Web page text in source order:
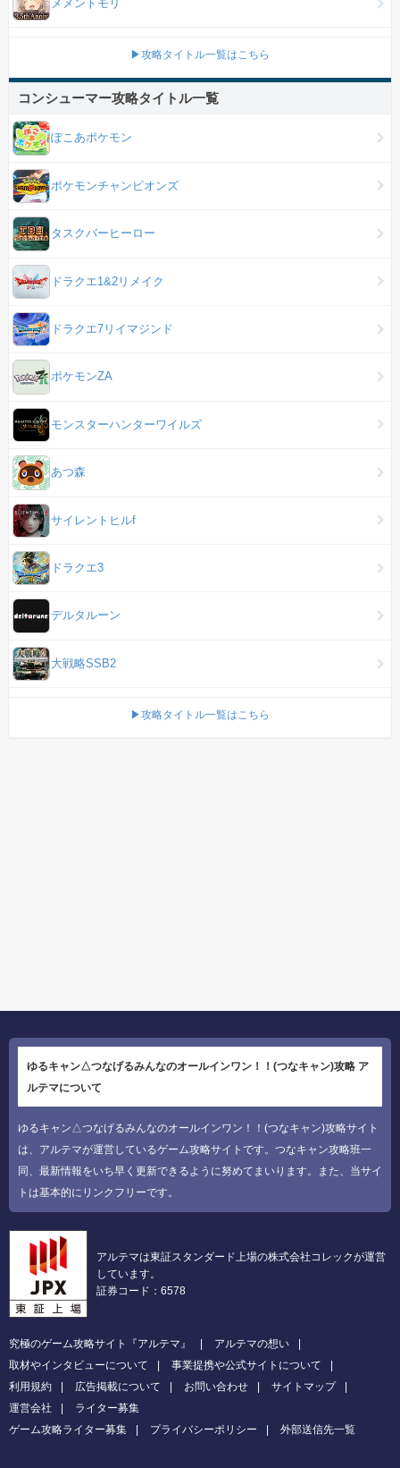
メメントモリ
▶攻略タイトル一覧はこちら
コンシューマー攻略タイトル一覧
ぽこあポケモン
ポケモンチャンピオンズ
タスクバーヒーロー
ドラクエ1&2リメイク
ドラクエ7リイマジンド
ポケモンZA
モンスターハンターワイルズ
あつ森
サイレントヒルf
ドラクエ3
デルタルーン
大戦略SSB2
▶攻略タイトル一覧はこちら
ゆるキャン△つなげるみんなのオールインワン！！(つなキャン)攻略 ア
ルテマについて
ゆるキャン△つなげるみんなのオールインワン！！(つなキャン)攻略サイト
は、アルテマが運営しているゲーム攻略サイトです。つなキャン攻略班一
同、最新情報をいち早く更新できるように努めてまいります。また、当サイ
トは基本的にリンクフリーです。
アルテマは東証スタンダード上場の株式会社コレックが運営
しています。
証券コード：6578
究極のゲーム攻略サイト『アルテマ』
アルテマの想い
取材やインタビューについて
事業提携や公式サイトについて
利用規約
広告掲載について お問い合わせ
サイトマップ
運営会社
ライター募集
ゲーム攻略ライター募集
プライバシーポリシー 外部送信先一覧